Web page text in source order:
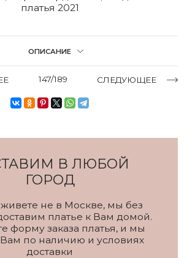
платья 2021
ОПИСАНИЕ
147/189 СЛЕДУЮЩЕЕ
В ЛЮБОЙ
ГОРОД
не в Москве, мы без
платье к Вам домой.
форму заказа платья, и мы
по наличию и условиях
доставки